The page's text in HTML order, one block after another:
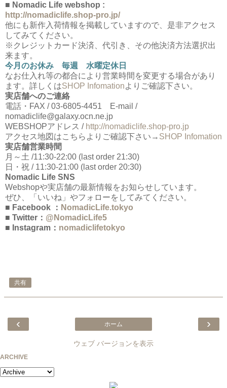
■ Nomadic Life webshop :
http://nomadiclife.shop-pro.jp/
他にも新作入荷情報を掲載していますので、是非アクセス
してみてください。
※クレジットカード決済、代引き、その他決済方法選択出
来ます。
今月のお休み 毎週 水曜定休日
なお仕入れ等の都合により営業時間を変更する場合があり
ます。詳しくはSHOP Infomationよりご確認下さい。
実店舗へのご連絡
電話・FAX / 03-6805-4451 E-mail /
nomadiclife@galaxy.ocn.ne.jp
WEBSHOPアドレス / http://nomadiclife.shop-pro.jp
アクセス地図はこちらよりご確認下さい→ SHOP Infomation
実店舗営業時間
月～土 /11:30-22:00 (last order 21:30)
日・祝 / 11:30-21:00 (last order 20:30)
Nomadic Life SNS
Webshopや実店舗の最新情報をお知らせしています。
ぜひ、「いいね」やフォローをしてみてください。
■ Facebook ： NomadicLife.tokyo
■ Twitter： @NomadicLife5
■ Instagram： nomadiclifetokyo
共有
‹ ›
ホーム
ウェブ バージョンを表示
ARCHIVE